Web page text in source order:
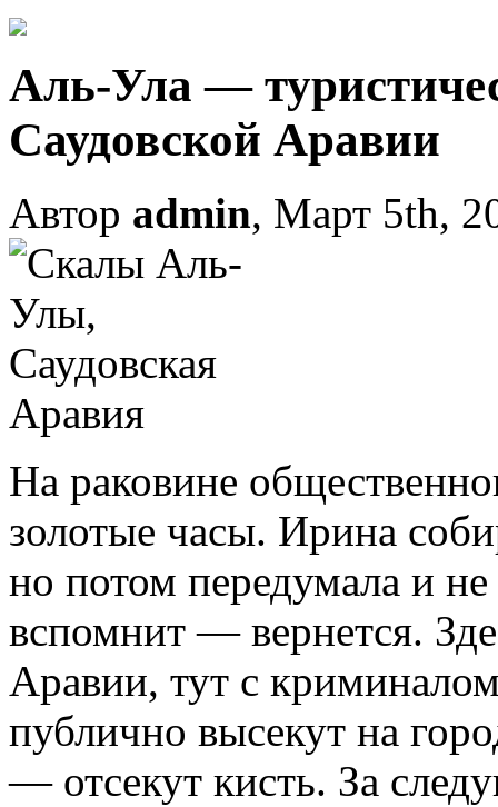
Аль-Ула —
Саудовской Аравии
Автор admin, Март 5th,
На раковине
золотые часы. Ирина
но потом передумала и не
вспомнит — вернется.
Аравии, тут с
публично высекут на
— отсекут кисть. За